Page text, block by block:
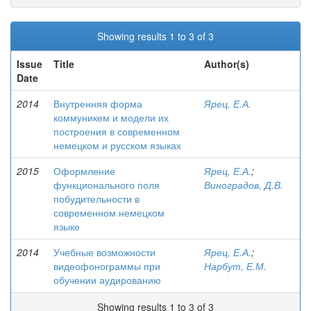
Showing results 1 to 3 of 3
Issue
Date
Title Author(s)
2014
Внутренняя форма
коммуникем и модели их
построения в современном
немецком и русском языках
Ярец, Е.А.
2015
Оформление
функционального поля
побудительности в
современном немецком
языке
Ярец, Е.А.;
Виноградов, Д.В.
2014
Учебные возможности
видеофонограммы при
обучении аудированию
Ярец, Е.А.;
Нарбут, Е.М.
Showing results 1 to 3 of 3